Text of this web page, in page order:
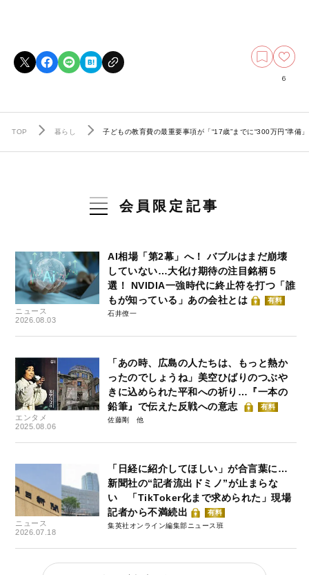
6
TOP 暮らし 子どもの教育費の最重要事項が「“17歳”までに“300万円”準備
会員限定記事
ニュース
2026.08.03
AI相場「第2幕」へ！ バブルはまだ崩壊
していない…大化け期待の注目銘柄５
選！ NVIDIA一強時代に終止符を打つ「誰
もが知っている」あの会社とは
有料
石井僚一
エンタメ
2025.08.06
「あの時、広島の人たちは、もっと熱か
ったのでしょうね」美空ひばりのつぶや
きに込められた平和への祈り…『一本の
鉛筆』で伝えた反戦への意志
有料
佐藤剛
ニュース
2026.07.18
「日経に紹介してほしい」が合言葉に…
新聞社の“記者流出ドミノ”が止まらな
い 「TikToker化まで求められた」現場
記者から不満続出
有料
集英社オンライン編集部ニュース班